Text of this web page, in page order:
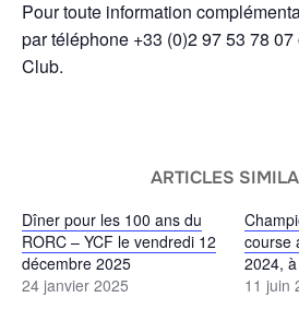
Pour toute information
par téléphone +33 (0)2 97 53 78
Club.
ARTICLES
Dîner pour les 100 ans du
RORC – YCF le vendredi 12
décembre 2025
24 janvier 2025
course
2024,
11 juin